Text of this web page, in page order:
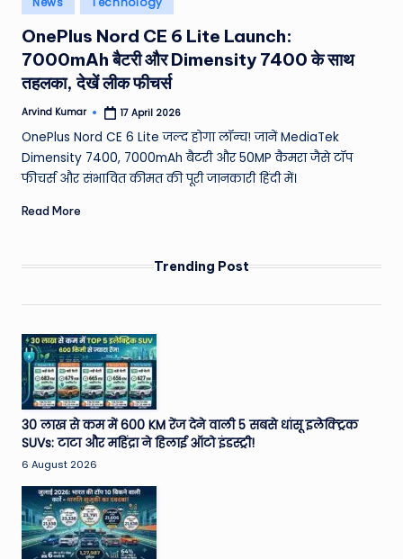
e
a
t
h
er
,
T
e
h
&
M
o
vi
e
N
e
w
s
in
OnePlus Nord CE 6 Lite Launch:
7000mAh बैटरी और Dimensity 7400 के साथ
तहलका, देखें लीक फीचर्स
Posted
Arvind Kumar 17 April 2026
OnePlus Nord CE 6 Lite जल्द होगा लॉन्च! जानें MediaTek
Dimensity 7400, 7000mAh बैटरी और 50MP कैमरा जैसे टॉप
फीचर्स और संभावित कीमत की पूरी जानकारी हिंदी में।
Read More
Trending Post
30 लाख से कम में 600 KM रेंज देने वाली 5 सबसे धांसू इलेक्ट्रिक
SUVs: टाटा और महिंद्रा ने हिलाई ऑटो इंडस्ट्री!
6 August 2026